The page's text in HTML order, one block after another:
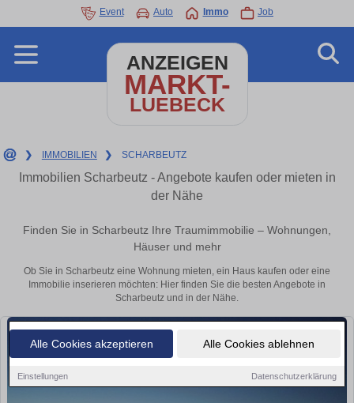
Alle Cookies akzeptieren Alle Cookies ablehnen
Einstellungen Datenschutzerklärung
Event Auto Immo Job
ANZEIGEN
MARKT-
LUEBECK
❯ IMMOBILIEN ❯ SCHARBEUTZ
Immobilien Scharbeutz - Angebote kaufen oder mieten in
der Nähe
Finden Sie in Scharbeutz Ihre Traumimmobilie – Wohnungen,
Häuser und mehr
Ob Sie in Scharbeutz eine Wohnung mieten, ein Haus kaufen oder eine
Immobilie inserieren möchten: Hier finden Sie die besten Angebote in
Scharbeutz und in der Nähe.